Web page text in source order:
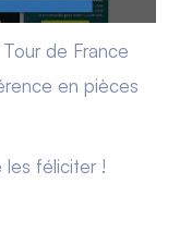
de France
en pièces
les féliciter !